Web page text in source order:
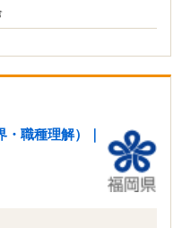
職種理解）｜